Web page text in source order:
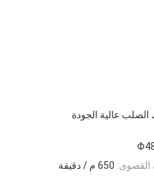
الصلب عالية الجودة
القصوى: 650 م / دقيقة